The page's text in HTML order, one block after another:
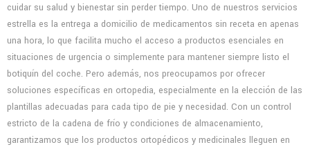
cuidar su salud y bienestar sin perder tiempo. Uno de nuestros servicios
estrella es la entrega a domicilio de medicamentos sin receta en apenas
una hora, lo que facilita mucho el acceso a productos esenciales en
situaciones de urgencia o simplemente para mantener siempre listo el
botiquín del coche. Pero además, nos preocupamos por ofrecer
soluciones específicas en ortopedia, especialmente en la elección de las
plantillas adecuadas para cada tipo de pie y necesidad. Con un control
estricto de la cadena de frío y condiciones de almacenamiento,
garantizamos que los productos ortopédicos y medicinales lleguen en